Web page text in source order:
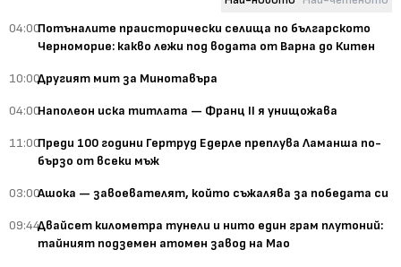
04:00Потъналите праисторически селища по българското
Черноморие: какво лежи под водата от Варна до Китен
10:00Другият мит за Минотавъра
04:00Наполеон иска титлата — Франц II я унищожава
11:00Преди 100 години Гертруд Едерле преплува Ламанша по-
бързо от всеки мъж
03:00Ашока — завоевателят, който съжалява за победата си
09:44Двайсет километра тунели и нито един грам плутоний:
тайният подземен атомен завод на Мао